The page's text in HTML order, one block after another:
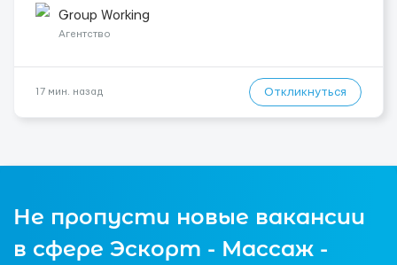
инструкций по безопасности. -Опыт управления различными
типами кранов (моб...
Group Working
Агентство
17 мин. назад Откликнуться
Не пропусти новые вакансии
в сфере Эскорт - Массаж -